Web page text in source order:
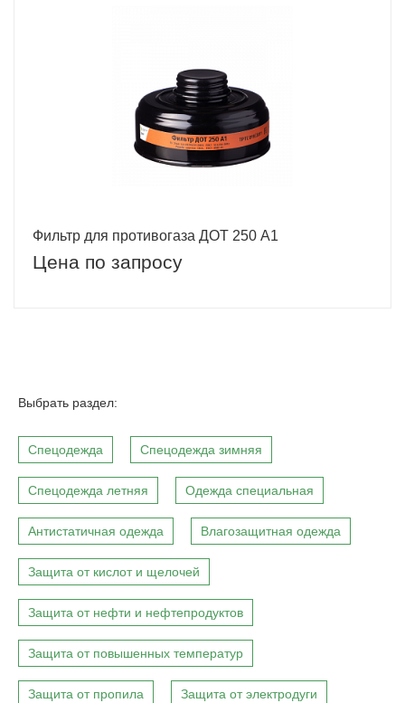
Фильтр для противогаза ДОТ 250 A1
Цена по запросу
Выбрать раздел:
Спецодежда Спецодежда зимняя
Спецодежда летняя Одежда специальная
Антистатичная одежда Влагозащитная одежда
Защита от кислот и щелочей
Защита от нефти и нефтепродуктов
Защита от повышенных температур
Защита от пропила Защита от электродуги